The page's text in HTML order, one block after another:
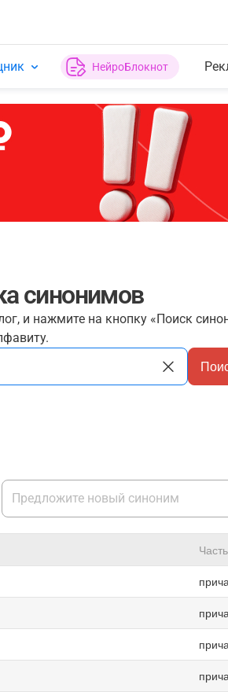
НейроБлокнот
синонимов
и нажмите на кнопку «Поиск